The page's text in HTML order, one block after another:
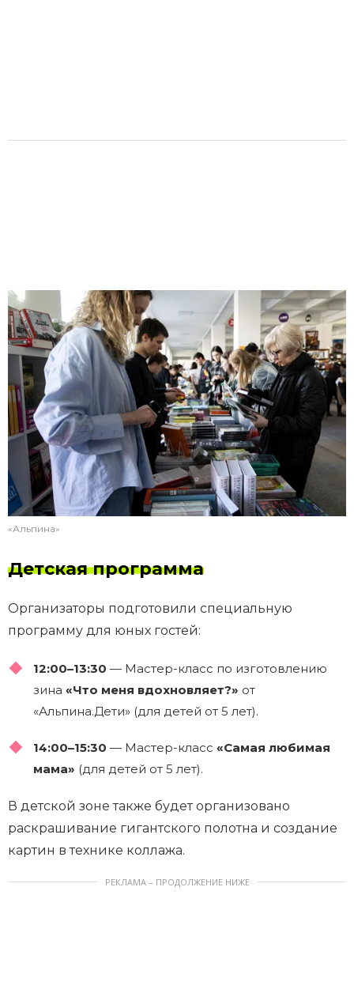
«Альпина»
Детская программа
Организаторы подготовили специальную
программу для юных гостей:
12:00–13:30 — Мастер-класс по изготовлению
зина «Что меня вдохновляет?» от
«Альпина.Дети» (для детей от 5 лет).
14:00–15:30 — Мастер-класс «Самая любимая
мама» (для детей от 5 лет).
В детской зоне также будет организовано
раскрашивание гигантского полотна и создание
картин в технике коллажа.
РЕКЛАМА – ПРОДОЛЖЕНИЕ НИЖЕ